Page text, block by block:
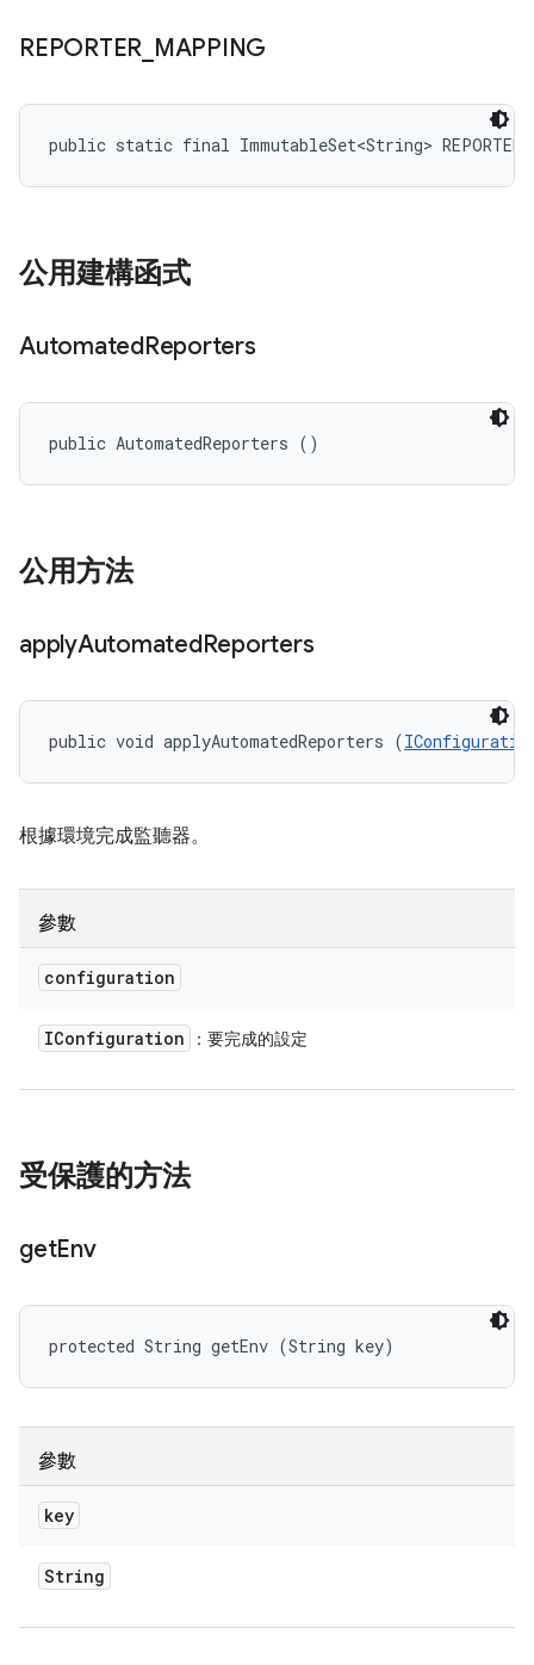
REPORTER MAPPING
public static final ImmutableSet<String>
公用建構函式
AutomatedReporters
public AutomatedReporters ()
公用方法
applyAutomatedReporters
public void applyAutomatedReporters (
根據環境完成監聽器。
參數
configuration
IConfiguration ：要完成的設定
受保護的方法
getEnv
protected String getEnv (String key)
參數
key
String